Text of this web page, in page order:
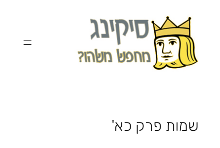
שמות פרק כא'